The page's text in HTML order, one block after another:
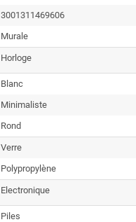
3001311469606
Murale
Horloge
Blanc
Minimaliste
Rond
Verre
Polypropylène
Electronique
Piles